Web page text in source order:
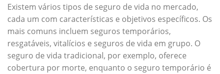
Existem vários tipos de seguro de vida no mercado,
cada um com características e objetivos específicos. Os
mais comuns incluem seguros temporários,
resgatáveis, vitalícios e seguros de vida em grupo. O
seguro de vida tradicional, por exemplo, oferece
cobertura por morte, enquanto o seguro temporário é